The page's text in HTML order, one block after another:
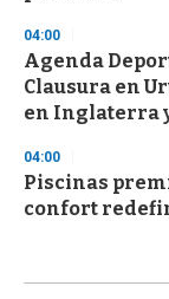
04:00
Agenda
Clausura en
en Inglaterra
04:00
Piscinas
confort